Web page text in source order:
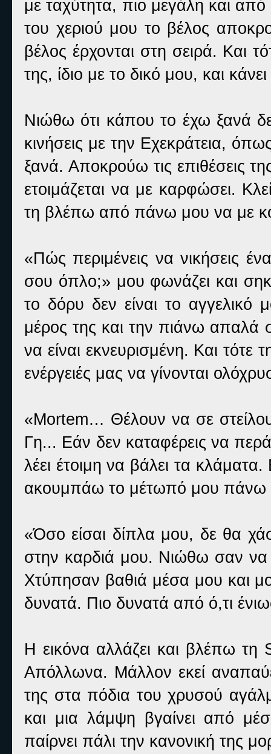
με ταχύτητα, πιο μεγάλη και
του χεριού μου το βέλος
βέλος έρχονται στη σειρά. Και
της, ίδιο με το δικό μου, και
Νιώθω ότι κάπου το έχω ξανά
κινήσεις με την Εχεκράτεια,
ξανά. Αποκρούω τις επιθέσεις
ετοιμάζεται να με καρφώσει.
τη βλέπω από πάνω μου να με
«Πώς περιμένεις να νικήσεις
σου όπλο;» μου φωνάζει και
το δόρυ δεν είναι το
μέρος της και την πιάνω απαλά
να είναι εκνευρισμένη. Και τότε
ενέργειές μας να γίνονται
«Mortem… Θέλουν να σε
Γη... Εάν δεν καταφέρεις να
λέει έτοιμη να βάλει τα
ακουμπάω το μέτωπό μου πάνω
«Όσο είσαι δίπλα μου, δε θα
στην καρδιά μου. Νιώθω σαν
Χτύπησαν βαθιά μέσα μου και
δυνατά. Πιο δυνατά από ό,τι
Η εικόνα αλλάζει και βλέπω
Απόλλωνα. Μάλλον εκεί
της στα πόδια του χρυσού
και μια λάμψη βγαίνει από
παίρνει πάλι την κανονική της